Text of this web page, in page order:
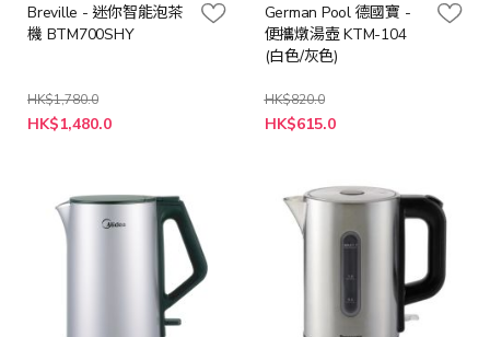
Breville - 迷你智能泡茶
機 BTM700SHY
HK$1,780.0
特
殊
HK$1,480.0
German Pool 德國寶 -
便攜燉湯壺 KTM-104
(白色/灰色)
HK$820.0
HK$615.0